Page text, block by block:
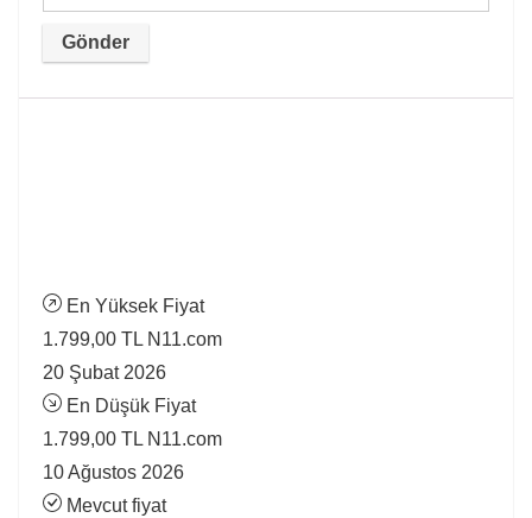
En Yüksek Fiyat
1.799,00 TL N11.com
20 Şubat 2026
En Düşük Fiyat
1.799,00 TL N11.com
10 Ağustos 2026
Mevcut fiyat